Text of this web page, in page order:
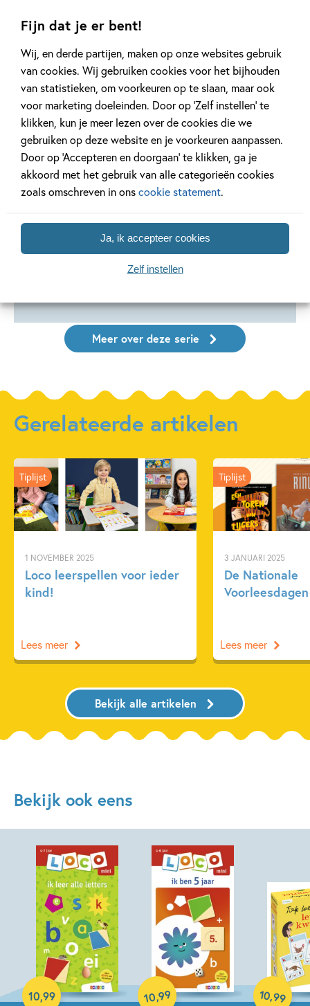
Fijn dat je er bent!
Wij, en derde partijen, maken op onze websites gebruik
van cookies. Wij gebruiken cookies voor het bijhouden
van statistieken, om voorkeuren op te slaan, maar ook
voor marketing doeleinden. Door op ‘Zelf instellen’ te
klikken, kun je meer lezen over de cookies die we
gebruiken op deze website en je voorkeuren aanpassen.
Door op ‘Accepteren en doorgaan’ te klikken, ga je
akkoord met het gebruik van alle categorieën cookies
zoals omschreven in onscookie statement.
Ja, ik accepteer cookies
Zelf instellen
edutainment – ik
9,99
Paperback
edutainment –
domino Veilig
leren lezen
13, 99
Spel
15,99
Meer over deze serie
Gerelateerde artikelen
1 NOVEMBER 2025
Loco leerspellen voor ieder
kind!
Tiplijst
Lees meer
3 JANUARI 2025
De Nationale
Tiplijst
Lees meer
Bekijk alle artikelen
Bekijk ook eens
10,99
Paperback
10,99
Paperback
10,99
Spel